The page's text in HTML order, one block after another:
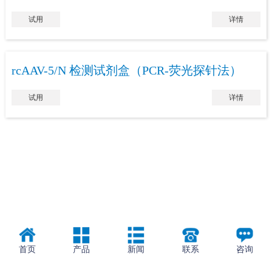
试用 详情
rcAAV-5/N 检测试剂盒（PCR-荧光探针法）
试用 详情
首页 产品 新闻 联系 咨询